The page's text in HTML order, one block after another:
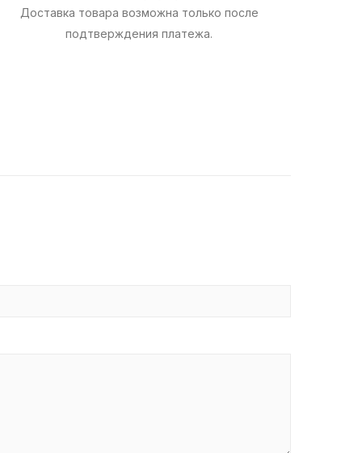
Доставка товара возможна только после
подтверждения платежа.